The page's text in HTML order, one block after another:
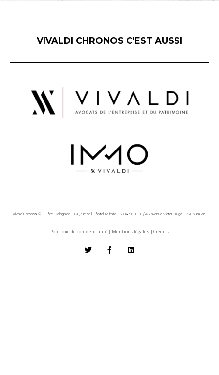
VIVALDI CHRONOS C'EST AUSSI
Vivaldi Chronos © - Hôtel Delagarde - 120, rue de l'Hôpital Militaire - 59043 LILLE / 45 avenue Victor Hugo - 75116 PARIS
Politique de confidentialité | Mentions légales | Crédits